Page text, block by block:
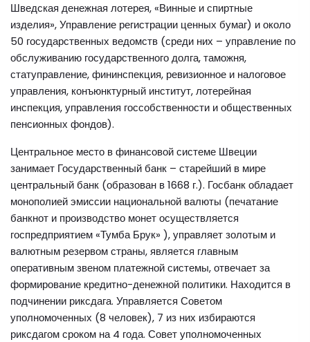
Шведская денежная лотерея, «Винные и спиртные
изделия», Управление регистрации ценных бумаг) и около
50 государственных ведомств (среди них – управление по
обслуживанию государственного долга, таможня,
статуправление, фининспекция, ревизионное и налоговое
управления, конъюнктурный институт, лотерейная
инспекция, управления госсобственности и общественных
пенсионных фондов).
Центральное место в финансовой системе Швеции
занимает Государственный банк – старейший в мире
центральный банк (образован в 1668 г.). Госбанк обладает
монополией эмиссии национальной валюты (печатание
банкнот и производство монет осуществляется
госпредприятием «Тумба Брук» ), управляет золотым и
валютным резервом страны, является главным
оперативным звеном платежной системы, отвечает за
формирование кредитно-денежной политики. Находится в
подчинении риксдага. Управляется Советом
уполномоченных (8 человек), 7 из них избираются
риксдагом сроком на 4 года. Совет уполномоченных